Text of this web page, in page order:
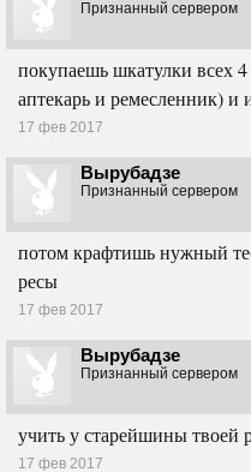
Признанный сервером
покупаешь шкатулки всех
аптекарь и ремесленник) и
17 фев 2017
Вырубадзе
Признанный сервером
потом крафтишь нужный
ресы
17 фев 2017
Вырубадзе
Признанный сервером
учить у старейшины твоей
17 фев 2017